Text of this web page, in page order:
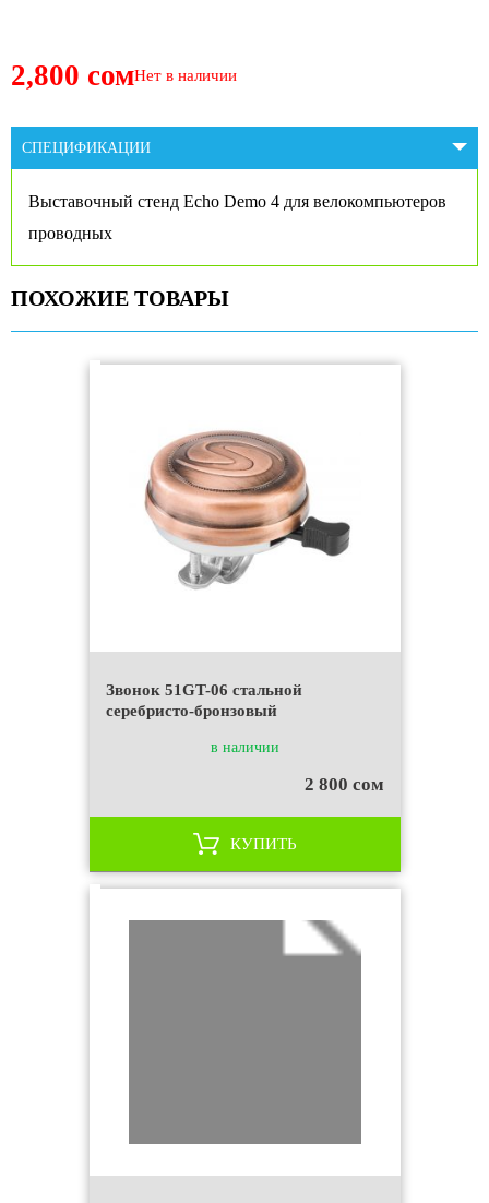
2,800 сомНет в наличии
СПЕЦИФИКАЦИИ
Выставочный стенд Echo Demo 4 для велокомпьютеров
проводных
ПОХОЖИЕ ТОВАРЫ
Звонок 51GT-06 стальной
серебристо-бронзовый
в наличии
2 800 сом
КУПИТЬ